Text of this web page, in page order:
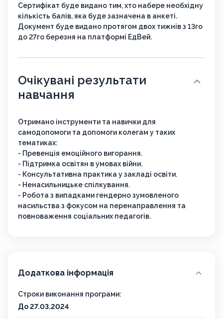
Сертифікат буде видано тим, хто набере необхідну
кількість балів, яка буде зазначена в анкеті.
Документ буде видано протягом двох тижнів з 13го
до 27го березня на платформі ЕдВей.
Очікувані результати
навчання
Отримано інструменти та навички для
самодопомоги та допомоги колегам у таких
тематиках:
- Превенція емоційного вигорання.
- Підтримка освітян в умовах війни.
- Консультативна практика у закладі освіти.
- Ненасильницьке спілкування.
- Робота з випадками гендерно зумовленого
насильства з фокусом на перенаправлення та
повноваження соціальних педагогів.
Додаткова інформація
Строки виконання програми:
До 27.03.2024